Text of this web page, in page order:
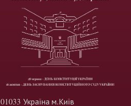
01033 Україна м.Київ